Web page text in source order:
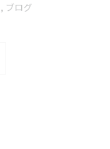
ブログ